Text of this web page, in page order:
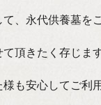
、永代供養墓を
頂きたく存じます
も安心してご利